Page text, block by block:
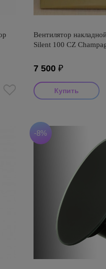
Вентилятор
Silent 100 CZ
7 500₽
-8%